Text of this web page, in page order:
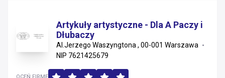
Kultura i sztuka
Artykuły artystyczne - Dla A Paczy i
Dłubaczy
Al.Jerzego Waszyngtona , 00-001 Warszawa
NIP 7621425679